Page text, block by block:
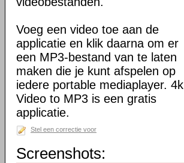
Voeg een video toe aan de
applicatie en klik daarna om er
een MP3-bestand van te laten
maken die je kunt afspelen op
iedere portable mediaplayer. 4k
Video to MP3 is een gratis
applicatie.
Stel een correctie voor
Screenshots: